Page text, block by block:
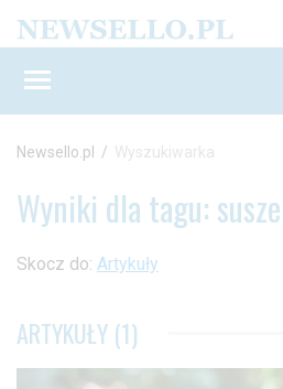
Newsello.pl / Wyszukiwarka
Wyniki dla tagu:
Skocz do: Artykuły
ARTYKUŁY (1)